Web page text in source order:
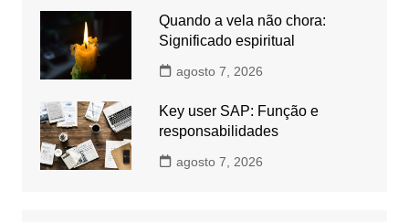
Quando a vela não chora:
Significado espiritual
agosto 7, 2026
Key user SAP: Função e
responsabilidades
agosto 7, 2026